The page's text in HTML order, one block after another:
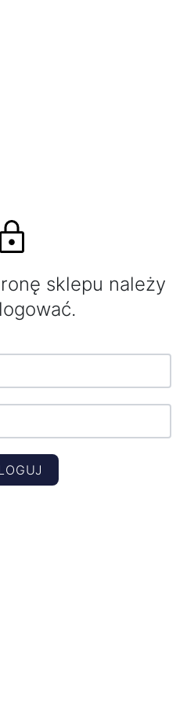
sklepu należy